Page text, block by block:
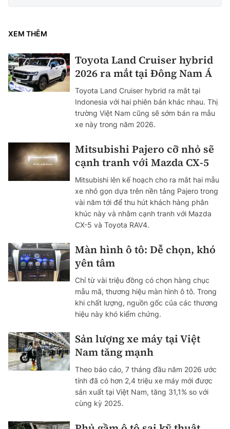
XEM THÊM
Toyota Land Cruiser hybrid
2026 ra mắt tại Đông Nam Á
Toyota Land Cruiser hybrid ra mắt tại
Indonesia với hai phiên bản khác nhau. Thị
trường Việt Nam cũng sẽ sớm bán ra mẫu
xe này trong năm 2026.
Mitsubishi Pajero cỡ nhỏ sẽ
cạnh tranh với Mazda CX-5
Mitsubishi lên kế hoạch cho ra mắt hai mẫu
xe nhỏ gọn dựa trên nền tảng Pajero trong
vài năm tới để thu hút khách hàng phân
khúc này và nhằm cạnh tranh với Mazda
CX-5 và Toyota RAV4.
Màn hình ô tô: Dễ chọn, khó
yên tâm
Chỉ từ vài triệu đồng có chọn hàng chục
mẫu mã, thương hiệu màn hình ô tô. Trong
khi chất lượng, nguồn gốc của các thương
hiệu này khó kiểm chứng.
Sản lượng xe máy tại Việt
Nam tăng mạnh
Theo báo cáo, 7 tháng đầu năm 2026 ước
tính đã có hơn 2,4 triệu xe máy mới được
sản xuất tại Việt Nam, tăng 31,1% so với
cùng kỳ 2025.